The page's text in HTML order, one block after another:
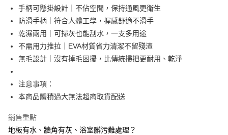
１．簡單：不需註冊會員、不需綁卡、不需儲值。
２．便利：只要手機號碼，簡訊認證，即可結帳。
３．安心：先確認商品／服務後，再付款。
【「AFTEE先享後付」結帳流程】
１．於結帳方式選擇「AFTEE先享後付」後，將跳轉至「AFTEE先享後付」
３．收到繳費通知簡訊後14天內，點擊此簡訊中的連結，可透過四大超商／
ATM／網路銀行／等多元方式進行付款，方視為交易完成。
後付繳納相關費用。
※ 交易是否成功請以「AFTEE先享後付 」之結帳頁面顯示為準，若有關於
運送方式
全家取貨付款
每筆NT$60，滿NT$499(含以上)免運費
每筆NT$60，滿NT$499(含以上)免運費
7-11取貨(快速到店)
宅配
手柄可懸掛設計｜不佔空間，保持通風更衛生
防滑手柄｜符合人體工學，握感舒適不滑手
乾濕兩用｜可掃灰也能刮水，一支多用途
不需用力推拉｜EVA材質省力清潔不留殘渣
無毛設計｜沒有掉毛困擾，比傳統掃把更耐用、乾淨
注意事項：
本商品體積過大無法超商取貨配送
銷售重點
地板有水、牆角有灰、浴室髒污難處理？